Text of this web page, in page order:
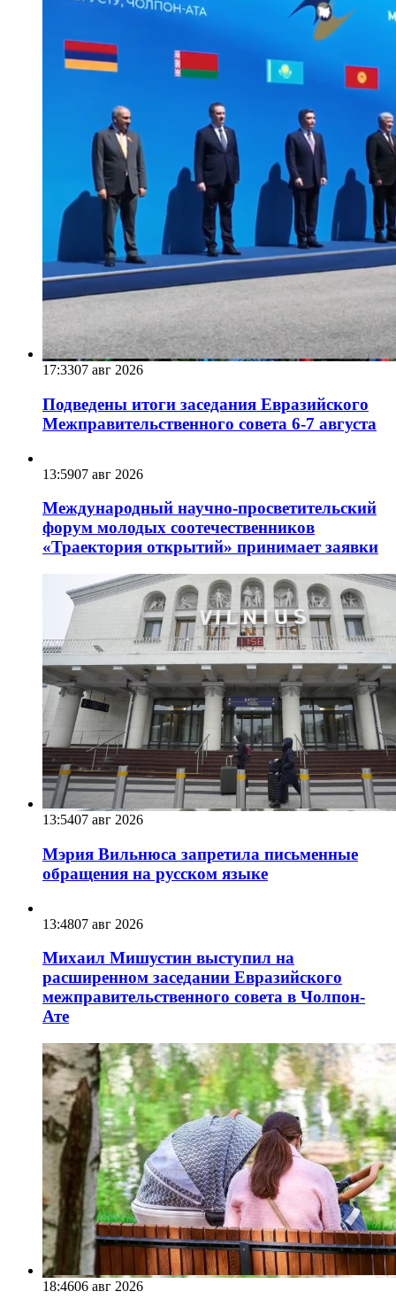
17:3307 авг 2026
Подведены итоги заседания Евразийского
Межправительственного совета 6-7 августа
13:5907 авг 2026
Международный научно-просветительский
форум молодых соотечественников
«Траектория открытий» принимает заявки
13:5407 авг 2026
Мэрия Вильнюса запретила письменные
обращения на русском языке
13:4807 авг 2026
Михаил Мишустин выступил на
расширенном заседании Евразийского
межправительственного совета в Чолпон-
Ате
18:4606 авг 2026